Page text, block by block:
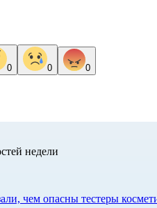
0 0 0
недели
чем опасны тестеры